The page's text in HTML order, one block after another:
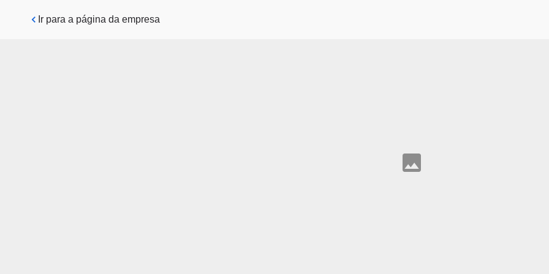
Pular para o conteúdo principal
Ir para a página da empresa